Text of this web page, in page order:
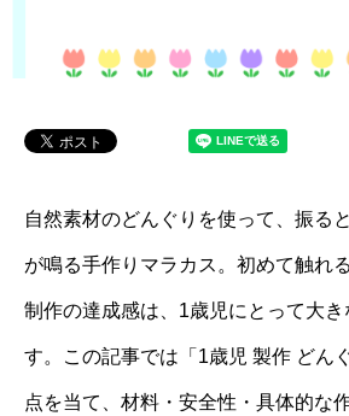
自然素材のどんぐりを使って、振る
が鳴る手作りマラカス。初めて触れ
制作の達成感は、1歳児にとって大き
す。この記事では「1歳児 製作 どん
点を当て、材料・安全性・具体的な